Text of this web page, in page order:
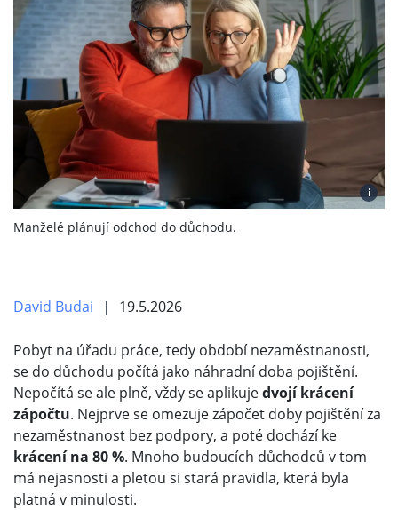
i
Manželé plánují odchod do důchodu.
David Budai 19.5.2026
Pobyt na úřadu práce, tedy období nezaměstnanosti,
se do důchodu počítá jako náhradní doba pojištění.
Nepočítá se ale plně, vždy se aplikujedvojí krácení
zápočtu. Nejprve se omezuje zápočet doby pojištění za
nezaměstnanost bez podpory, a poté dochází ke
krácení na 80 %. Mnoho budoucích důchodců v tom
má nejasnosti a pletou si stará pravidla, která byla
platná v minulosti.